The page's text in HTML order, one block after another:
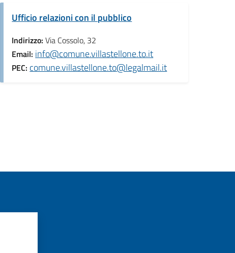
Ufficio relazioni con il pubblico
Indirizzo:Via Cossolo, 32
Email: info@comune.villastellone.to.it
PEC: comune.villastellone.to@legalmail.it